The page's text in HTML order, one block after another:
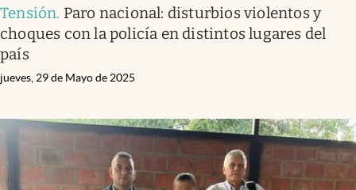
Tensión. Paro nacional: disturbios violentos y
choques con la policía en distintos lugares del
país
jueves, 29 de Mayo de 2025